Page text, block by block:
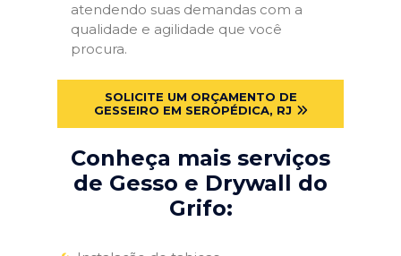
atendendo suas demandas com a
qualidade e agilidade que você
procura.
SOLICITE UM ORÇAMENTO DE
GESSEIRO EM SEROPÉDICA, RJ
Conheça mais serviços
de Gesso e Drywall do
Grifo: